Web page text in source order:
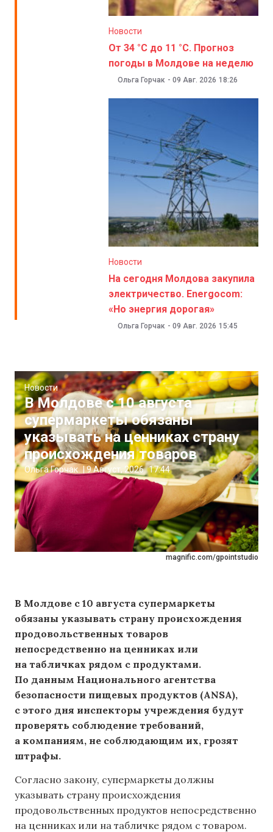
Новости
От 34 °C до 11 °C. Прогноз
погоды в Молдове на неделю
Ольга Горчак - 09 Авг. 2026 18:26
Новости
На сегодня Молдова закупила
электричество. Energocom:
«Но энергия дорогая»
Ольга Горчак - 09 Авг. 2026 15:45
magnific.com/gpointstudio
Новости
В Молдове с 10 августа
супермаркеты обязаны
указывать на ценниках страну
происхождения товаров
Ольга Горчак |9 Август, 2026 17:44
В Молдове с 10 августа супермаркеты
обязаны указывать страну происхождения
продовольственных товаров
непосредственно на ценниках или
на табличках рядом с продуктами.
По данным Национального агентства
безопасности пищевых продуктов (ANSA),
с этого дня инспекторы учреждения будут
проверять соблюдение требований,
а компаниям, не соблюдающим их, грозят
штрафы.
Согласно закону, супермаркеты должны
указывать страну происхождения
продовольственных продуктов непосредственно
на ценниках или на табличке рядом с товаром.